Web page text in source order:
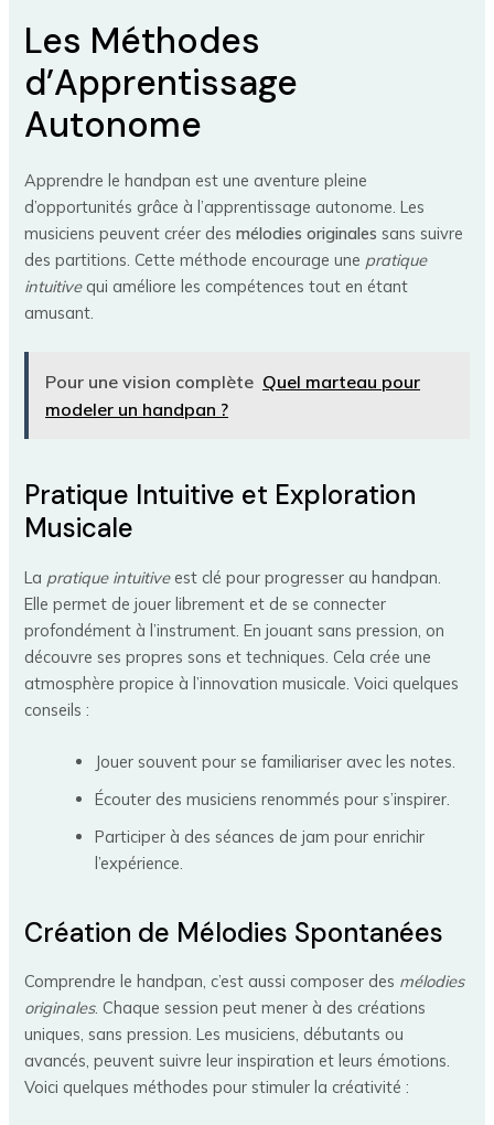
Les Méthodes
d’Apprentissage
Autonome
Apprendre le handpan est une aventure pleine
d’opportunités grâce à l’apprentissage autonome. Les
musiciens peuvent créer desmélodies originales sans suivre
des partitions. Cette méthode encourage une pratique
intuitivequi améliore les compétences tout en étant
amusant.
Pour une vision complète Quel marteau pour
modeler un handpan ?
Pratique Intuitive et Exploration
Musicale
La pratique intuitiveest clé pour progresser au handpan.
Elle permet de jouer librement et de se connecter
profondément à l’instrument. En jouant sans pression, on
découvre ses propres sons et techniques. Cela crée une
atmosphère propice à l’innovation musicale. Voici quelques
conseils :
Jouer souvent pour se familiariser avec les notes.
Écouter des musiciens renommés pour s’inspirer.
Participer à des séances de jam pour enrichir
l’expérience.
Création de Mélodies Spontanées
Comprendre le handpan, c’est aussi composer des mélodies
originales. Chaque session peut mener à des créations
uniques, sans pression. Les musiciens, débutants ou
avancés, peuvent suivre leur inspiration et leurs émotions.
Voici quelques méthodes pour stimuler la créativité :